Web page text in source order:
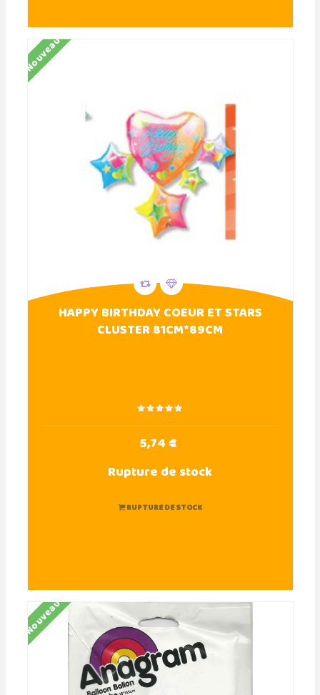
Nouveau
HAPPY BIRTHDAY COEUR ET STARS
CLUSTER 81CM*89CM
5,74 €
Rupture de stock
RUPTURE DE STOCK
Nouveau